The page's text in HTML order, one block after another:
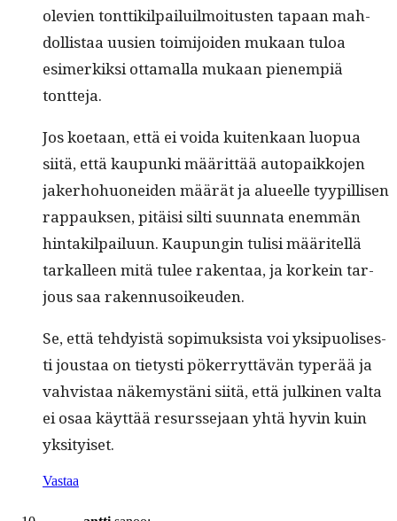
ole­vien tont­tik­il­pailuil­moi­tusten tapaan mah­
dol­lis­taa uusien toim­i­joiden mukaan tuloa
esimerkik­si otta­mal­la mukaan pienem­piä
tontteja.
Jos koetaan, että ei voi­da kuitenkaan luop­ua
siitä, että kaupun­ki määrit­tää autopaikko­jen
jak­er­ho­huonei­den määrät ja alueelle tyyp­il­lisen
rap­pauk­sen, pitäisi silti suun­na­ta enem­män
hin­tak­il­pailu­un. Kaupun­gin tulisi määritel­lä
tarkalleen mitä tulee rak­en­taa, ja korkein tar­
jous saa rakennusoikeuden.
Se, että tehdy­istä sopimuk­sista voi yksipuolis­es­
ti jous­taa on tietysti pök­er­ryt­tävän type­r­ää ja
vahvis­taa näke­mys­täni siitä, että julki­nen val­ta
ei osaa käyt­tää resursse­jaan yhtä hyvin kuin
yksityiset.
Vastaa